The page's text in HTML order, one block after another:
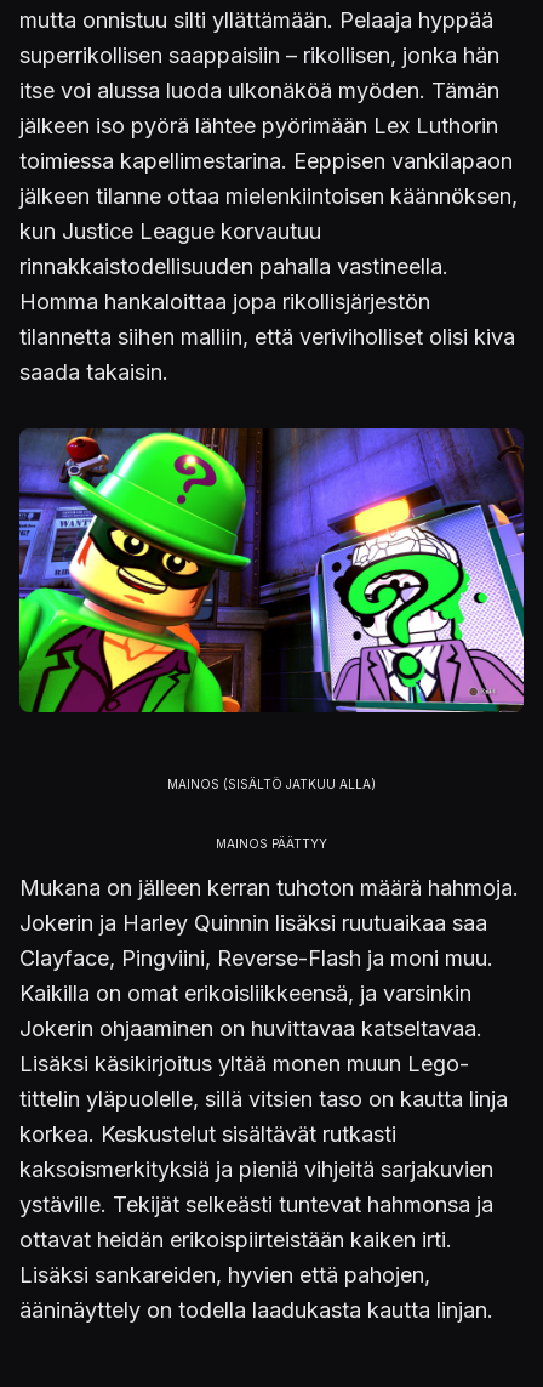
mutta onnistuu silti yllättämään. Pelaaja hyppää
superrikollisen saappaisiin – rikollisen, jonka hän
itse voi alussa luoda ulkonäköä myöden. Tämän
jälkeen iso pyörä lähtee pyörimään Lex Luthorin
toimiessa kapellimestarina. Eeppisen vankilapaon
jälkeen tilanne ottaa mielenkiintoisen käännöksen,
kun Justice League korvautuu
rinnakkaistodellisuuden pahalla vastineella.
Homma hankaloittaa jopa rikollisjärjestön
tilannetta siihen malliin, että veriviholliset olisi kiva
saada takaisin.
Mukana on jälleen kerran tuhoton määrä hahmoja.
Jokerin ja Harley Quinnin lisäksi ruutuaikaa saa
Clayface, Pingviini, Reverse-Flash ja moni muu.
Kaikilla on omat erikoisliikkeensä, ja varsinkin
Jokerin ohjaaminen on huvittavaa katseltavaa.
Lisäksi käsikirjoitus yltää monen muun Lego-
tittelin yläpuolelle, sillä vitsien taso on kautta linja
korkea. Keskustelut sisältävät rutkasti
kaksoismerkityksiä ja pieniä vihjeitä sarjakuvien
ystäville. Tekijät selkeästi tuntevat hahmonsa ja
ottavat heidän erikoispiirteistään kaiken irti.
Lisäksi sankareiden, hyvien että pahojen,
ääninäyttely on todella laadukasta kautta linjan.